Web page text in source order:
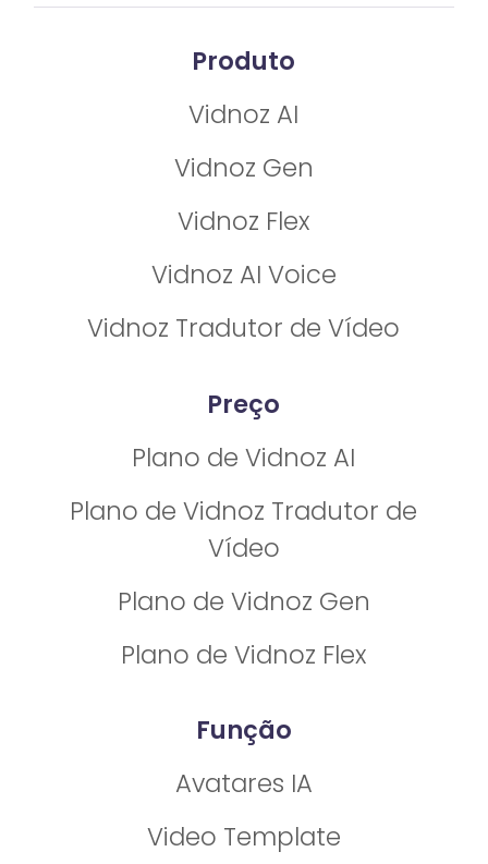
Produto
Vidnoz AI
Vidnoz Gen
Vidnoz Flex
Vidnoz AI Voice
Vidnoz Tradutor de Vídeo
Preço
Plano de Vidnoz AI
Plano de Vidnoz Tradutor de
Vídeo
Plano de Vidnoz Gen
Plano de Vidnoz Flex
Função
Avatares IA
Video Template